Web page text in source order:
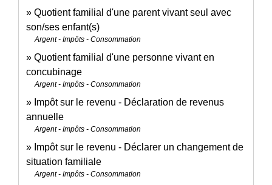
Quotient familial d'une parent vivant seul avec
son/ses enfant(s)
Argent - Impôts - Consommation
Quotient familial d'une personne vivant en
concubinage
Argent - Impôts - Consommation
Impôt sur le revenu - Déclaration de revenus
annuelle
Argent - Impôts - Consommation
Impôt sur le revenu - Déclarer un changement de
situation familiale
Argent - Impôts - Consommation